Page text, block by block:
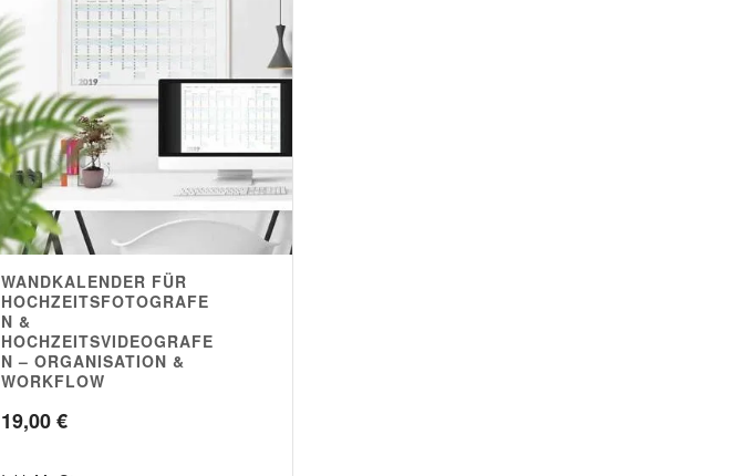
WANDKALENDER FÜR
HOCHZEITSFOTOGRAFE
N &
HOCHZEITSVIDEOGRAFE
N – ORGANISATION &
WORKFLOW
19,00€